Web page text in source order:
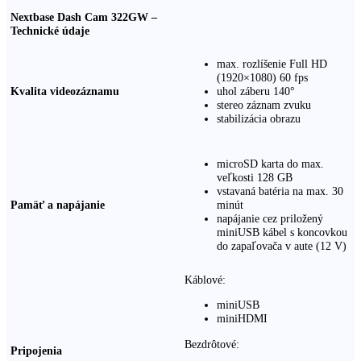
Nextbase Dash Cam 322GW –
Technické údaje
Kvalita videozáznamu
max. rozlíšenie Full HD
(1920×1080) 60 fps
uhol záberu 140°
stereo záznam zvuku
stabilizácia obrazu
Pamäť a napájanie
microSD karta do max.
veľkosti 128 GB
vstavaná batéria na max. 30
minút
napájanie cez priložený
miniUSB kábel s koncovkou
do zapaľovača v aute (12 V)
Pripojenia
Káblové:
miniUSB
miniHDMI
Bezdrôtové: